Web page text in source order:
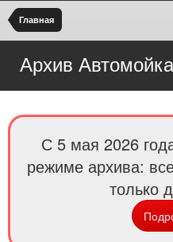
Главная
Архив
С 5 мая 2026
режиме архива:
только